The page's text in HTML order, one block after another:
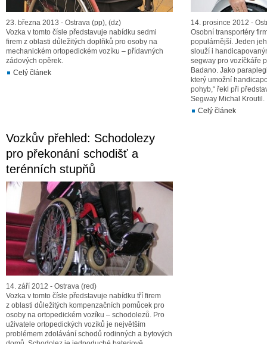
23. března 2013 - Ostrava (pp), (dz)
Vozka v tomto čísle představuje nabídku sedmi
firem z oblasti důležitých doplňků pro osoby na
mechanickém ortopedickém vozíku – přídavných
zádových opěrek.
Celý článek
14. prosince 2012 -
Osobní transportéry
populárnější. Jeden
slouží i
segway pro vozíčkáře
Badano. Jako
který umožní
pohyb,“ řekl při
Segway Michal Kroutil.
Celý článek
Vozkův přehled: Schodolezy
pro překonání schodišť a
terénních stupňů
14. září 2012 - Ostrava (red)
Vozka v tomto čísle představuje nabídku tří firem
z oblasti důležitých kompenzačních pomůcek pro
osoby na ortopedickém vozíku – schodolezů. Pro
uživatele ortopedických vozíků je největším
problémem zdolávání schodů rodinných a bytových